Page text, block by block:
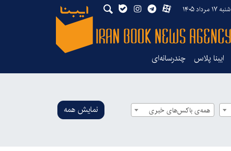
شنبه ۱۷ مرداد ۱۴۰۵
ایبنا پلاس چندرسانه‌ای
همه‌ی باکس‌های خبری نمایش همه